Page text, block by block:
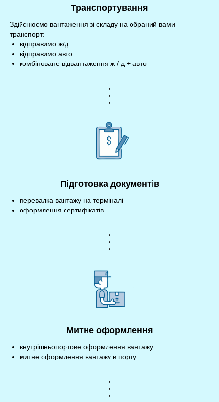
Транспортування
Здійснюємо вантаження зі складу на обраний вами
транспорт:
відправимо ж/д
відправимо авто
комбіноване відвантаження ж / д + авто
Підготовка документів
перевалка вантажу на терміналі
оформлення сертифікатів
Митне оформлення
внутрішньопортове оформлення вантажу
митне оформлення вантажу в порту